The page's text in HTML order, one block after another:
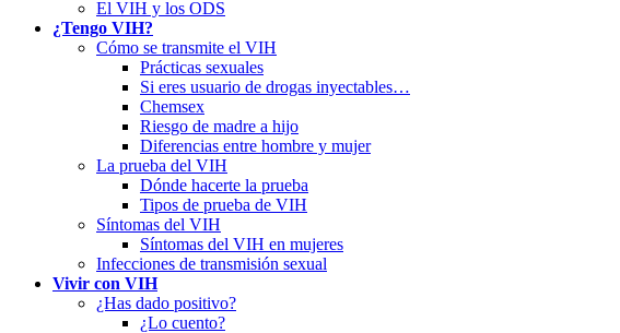
El VIH y los ODS
¿Tengo VIH?
Cómo se transmite el VIH
Prácticas sexuales
Si eres usuario de drogas inyectables…
Chemsex
Riesgo de madre a hijo
Diferencias entre hombre y mujer
La prueba del VIH
Dónde hacerte la prueba
Tipos de prueba de VIH
Síntomas del VIH
Síntomas del VIH en mujeres
Infecciones de transmisión sexual
Vivir con VIH
¿Has dado positivo?
¿Lo cuento?